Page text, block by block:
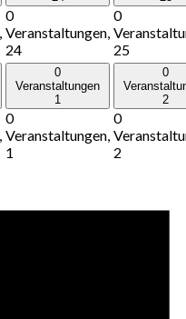
0
Veranstaltungen,
24
0
25
0
Veranstaltungen
1
0
Veranstaltungen,
1
0
2
0
2